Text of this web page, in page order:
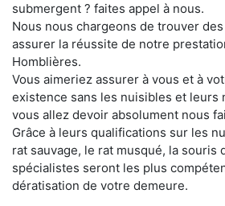
submergent ? faites appel à nous.
Nous nous chargeons de trouver
assurer la réussite de notre
Homblières.
Vous aimeriez assurer à vous et à
existence sans les nuisibles et leurs
vous allez devoir absolument nous
Grâce à leurs qualifications sur les
rat sauvage, le rat musqué, la souris
spécialistes seront les plus
dératisation de votre demeure.